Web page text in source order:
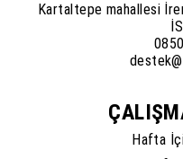
Kartaltepe mahallesi
Hafta